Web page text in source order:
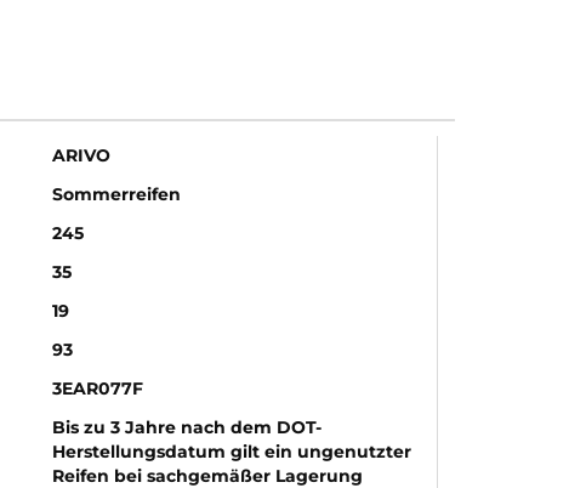
ARIVO
Sommerreifen
245
35
19
93
3EAR077F
Bis zu 3 Jahre nach dem DOT-
Herstellungsdatum gilt ein ungenutzter
Reifen bei sachgemäßer Lagerung